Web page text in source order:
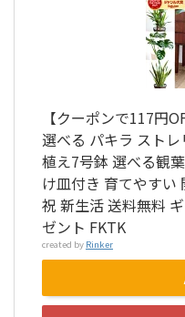
【クーポンで117円
選べる パキラ スト
植え7号鉢 選べる観
け皿付き 育てやすい
祝 新生活 送料無料
ゼント FKTK
created by Rinker